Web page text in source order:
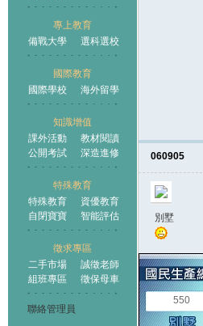
專上教育
備戰大學
選科選校
國際教育
國際學校
海外留學
知識增值
課外活動
教材閱讀
公開考試
深造進修
特殊教育
特殊教育
資優教育
自閉寶寶
智能評估
徵求專區
二手市場
誠徵老師
組班專區
徵保母車
聯絡管理員
060905
別墅
550